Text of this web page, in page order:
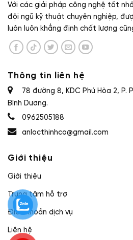
Với các giải pháp công nghệ tốt
đội ngũ kỹ thuật chuyên nghiệp,
luôn luôn khẳng định chất lượng
Thông tin liên hệ
78 đường 8, KDC Phú Hòa 2, P.
Bình Dương.
0962505188
anlocthinhco@gmail.com
Giới thiệu
Giới thiệu
Trung tâm hỗ trợ
Điều khoản dịch vụ
Liên hệ